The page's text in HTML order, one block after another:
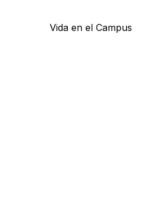
Vida en el Campus